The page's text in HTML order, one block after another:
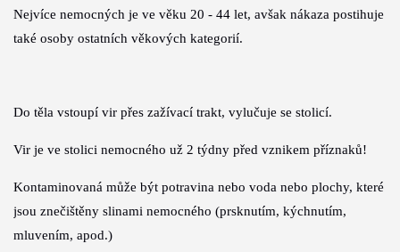
Nejvíce nemocných je ve věku 20 - 44 let, avšak nákaza postihuje
také osoby ostatních věkových kategorií.
Do těla vstoupí vir přes zažívací trakt, vylučuje se stolicí.
Vir je ve stolici nemocného už 2 týdny před vznikem příznaků!
Kontaminovaná může být potravina nebo voda nebo plochy, které
jsou znečištěny slinami nemocného (prsknutím, kýchnutím,
mluvením, apod.)